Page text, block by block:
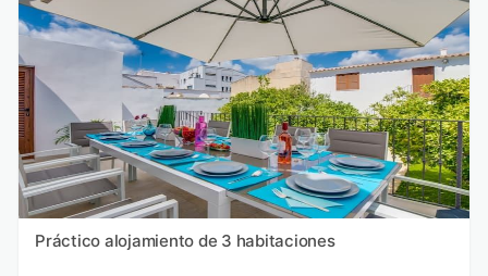
Práctico alojamiento de 3 habitaciones